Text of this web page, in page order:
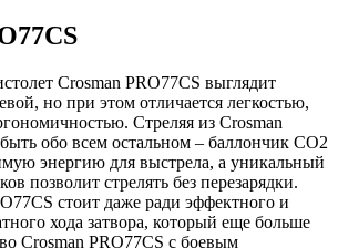
Crosman PRO77CS выглядит
но при этом отличается легкостью,
Стреляя из Crosman
обо всем остальном – баллончик CO2
энергию для выстрела, а уникальный
позволит стрелять без перезарядки.
стоит даже ради эффектного и
хода затвора, который еще больше
Crosman PRO77CS с боевым